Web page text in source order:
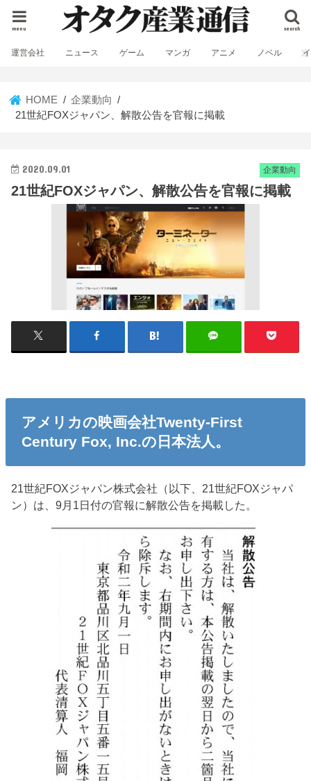
search
menu
運営会社 ニュース ゲーム マンガ アニメ ノベル
HOME
企業動向
21世紀FOXジャパン、解散公告を官報に掲載
企業動向
2020.09.01
21世紀FOXジャパン、解散公告を官報に掲載
アメリカの映画会社Twenty-First
Century Fox, Inc.の日本法人。
21世紀FOXジャパン株式会社（以下、21世紀FOXジャパ
ン）は、9月1日付の官報に解散公告を掲載した。